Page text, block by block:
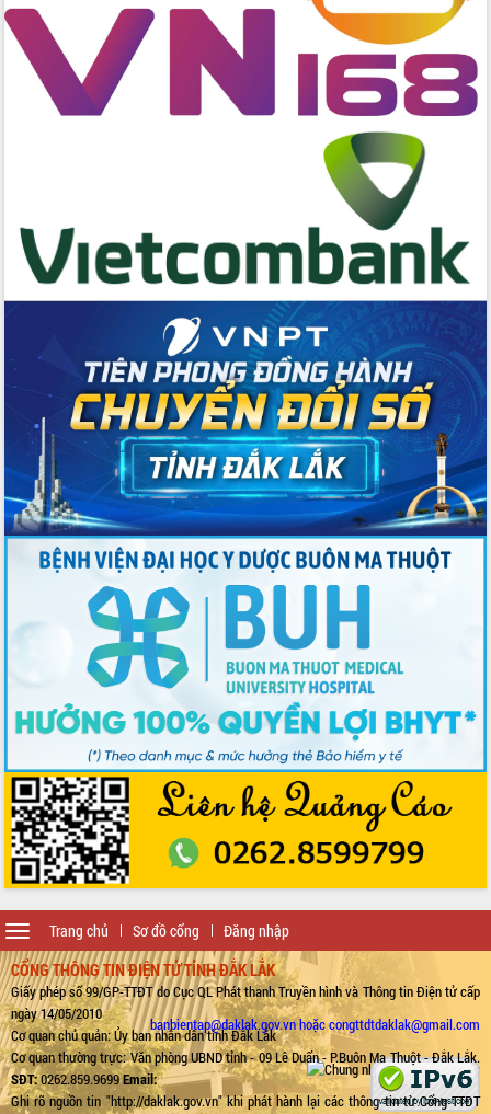
Trang chủ Sơ đồ cổng Đăng nhập
Toggle
navigation
CỔNG THÔNG TIN ĐIỆN TỬ TỈNH ĐẮK LẮK
Giấy phép số 99/GP-TTĐT do Cục QL Phát thanh Truyền hình và Thông tin Điện tử cấp
ngày 14/05/2010
Cơ quan chủ quản: Ủy ban nhân dân tỉnh Đắk Lắk
Cơ quan thường trực: Văn phòng UBND tỉnh - 09 Lê Duẩn - P.Buôn Ma Thuột - Đắk Lắk.
SĐT:0262.859.9699Email:
banbientap@daklak.gov.vn hoặc congttdtdaklak@gmail.com
Ghi rõ nguồn tin "http://daklak.gov.vn" khi phát hành lại các thông tin từ Cổng TTĐT